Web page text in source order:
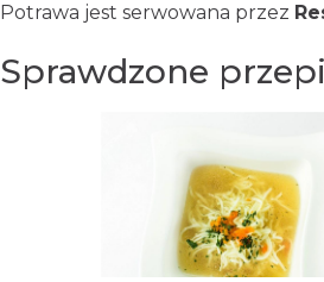
Potrawa jest serwowana przez
Sprawdzone